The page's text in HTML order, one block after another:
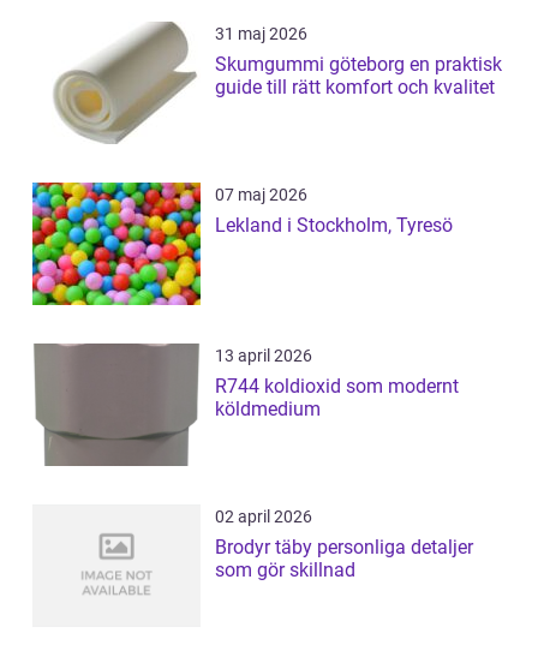
31 maj 2026
Skumgummi göteborg en praktisk
guide till rätt komfort och kvalitet
07 maj 2026
Lekland i Stockholm, Tyresö
13 april 2026
R744 koldioxid som modernt
köldmedium
02 april 2026
Brodyr täby personliga detaljer
som gör skillnad